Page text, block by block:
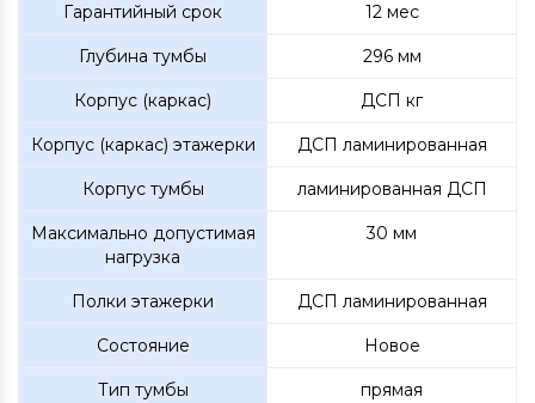
Гарантийный срок 12 мес
Глубина тумбы 296 мм
Корпус (каркас) ДСП кг
Корпус (каркас) этажерки ДСП ламинированная
Корпус тумбы ламинированная ДСП
Максимально допустимая
нагрузка
30 мм
Полки этажерки ДСП ламинированная
Состояние Новое
Тип тумбы прямая